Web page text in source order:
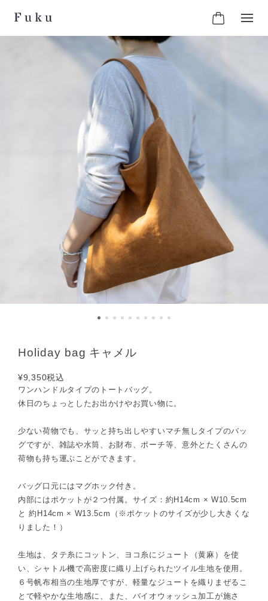
Holiday bag キャメル
¥9,350税込
ワンハンドルタイプのトートバッグ。
休日のちょっとしたお出かけやお買い物に。
少ない荷物でも、サッと持ち出しやすいマチ無しタイプのバッ
グですが、雑誌や水筒、お財布、ポーチ等、意外とたくさんの
荷物も持ち運ぶことができます。
バッグ口元にはマグホック付き。
内部にはポケットが２つ付属。サイズ：約H14cm × W10.5cm
と 約H14cm × W13.5cm（※ポケットのサイズが少し大きくな
りました！）
生地は、タテ糸にコットン、ヨコ糸にジュート（黄麻）を使
い、シャトル機で高密度に織り上げられたツイル生地を使用。
６号帆布相当の生地厚ですが、軽量なジュートを織りまぜるこ
とで軽やかな生地感に、また、バイオウォッシュ加工が施さ